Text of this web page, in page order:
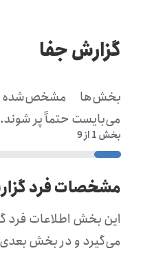
گزارش جفا
بخش‌ها
می‌بایست حتماً پر شوند.
بخش1از9
11%
مشخصات فرد
این بخش اطلاعات فرد
می‌گیرد و در بخش بعدی